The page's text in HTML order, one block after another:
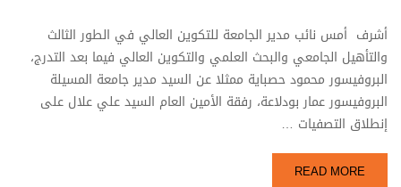
أشرف أمس نائب مدير الجامعة للتكوين العالي في الطور الثالث
والتأهيل الجامعي والبحث العلمي والتكوين العالي فيما بعد التدرج،
البروفيسور محمود حصباية ممثلا عن السيد مدير جامعة المسيلة
البروفيسور عمار بودلاعة، رفقة الأمين العام السيد علي علال على
إنطلاق التصفيات …
READ MORE